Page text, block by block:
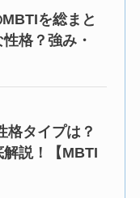
を総まと
格？強み・
タイプは？
解説！【MBTI